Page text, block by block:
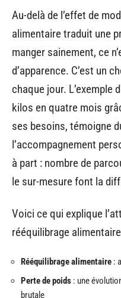
Au-delà de l’effet de
alimentaire traduit une
manger sainement, ce
d’apparence. C’est un
chaque jour. L’exemple
kilos en quatre mois
ses besoins, témoigne
l’accompagnement
à part : nombre de
le sur-mesure font la
Voici ce qui explique
rééquilibrage
Rééquilibrage alimentaire :
Perte de poids : une
brutale